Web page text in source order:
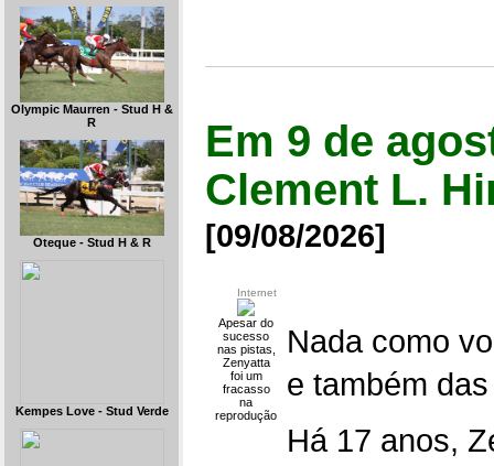
Olympic Maurren - Stud H &
R
Oteque - Stud H & R
Kempes Love - Stud Verde
Em 9 de
Clement L.
[09/08/2026]
Internet
Apesar do
sucesso
nas pistas,
Zenyatta
foi um
fracasso
na
reprodução
Nada como
e também
Há 17 anos,